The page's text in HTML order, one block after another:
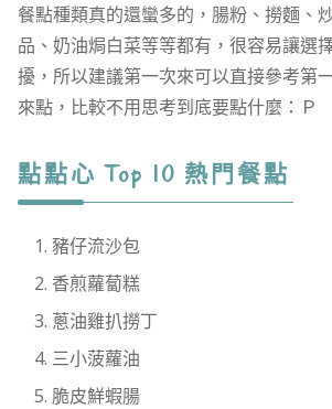
餐點種類真的還蠻多的，腸粉、撈麵、
品、奶油焗白菜等等都有，很容易讓選
擾，所以建議第一次來可以直接參考第
來點，比較不用思考到底要點什麼：Ｐ
點點心 Top 10 熱門餐點
豬仔流沙包
香煎蘿蔔糕
蔥油雞扒撈丁
三小菠蘿油
脆皮鮮蝦腸